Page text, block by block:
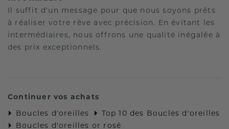
Il suffit d'un message pour que nous soyons prêts
à réaliser votre rêve avec précision. En évitant les
intermédiaires, nous offrons une qualité inégalée à
des prix exceptionnels.
Continuer vos achats
Boucles d'oreilles
Top 10 des Boucles d'oreilles
Boucles d'oreilles or rosé